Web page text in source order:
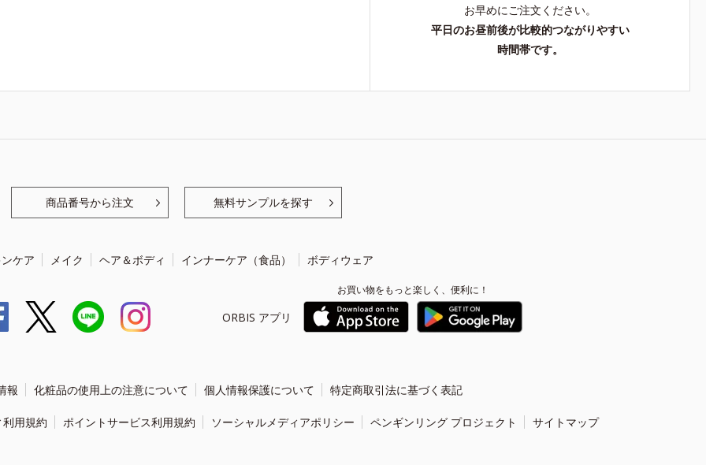
お早めにご注文ください。
平日のお昼前後が比較的つながりやすい
時間帯です。
商品番号から注文 無料サンプルを探す
ケア メイク ヘア＆ボディ インナーケア（食品） ボディウェア
ORBIS アプリ
お買い物をもっと楽しく、便利に！
報 化粧品の使用上の注意について 個人情報保護について 特定商取引法に基づく表記
用規約 ポイントサービス利用規約 ソーシャルメディアポリシー ペンギンリング プロジェクト サイトマップ